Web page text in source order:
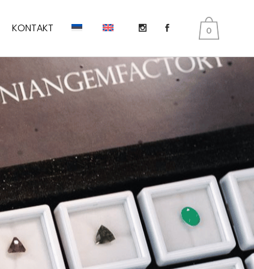
0
DIOPSIID
KUNSIIT
PERIDOT E. OLIVIIN
SMARAGD
TANSANIIT
TURMALIIN
KONTAKT